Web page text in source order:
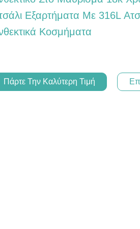
Εξαρτήματα Με 316L
Κοσμήματα
Πάρτε Την Καλύτερη Τιμή